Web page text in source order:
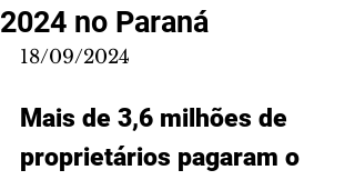
2024 no Paraná
18/09/2024
Mais de 3,6 milhões de
proprietários pagaram o